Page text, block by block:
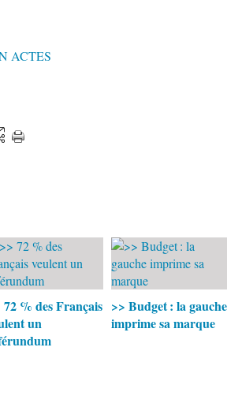
ACTES
72 % des Français
un
>> Budget : la gauche
imprime sa marque